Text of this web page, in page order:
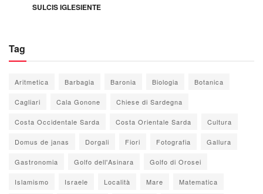
SULCIS IGLESIENTE
Tag
Aritmetica Barbagia Baronia Biologia Botanica
Cagliari Cala Gonone Chiese di Sardegna
Costa Occidentale Sarda Costa Orientale Sarda Cultura
Domus de janas Dorgali Fiori Fotografia Gallura
Gastronomia Golfo dell'Asinara Golfo di Orosei
Islamismo Israele Località Mare Matematica